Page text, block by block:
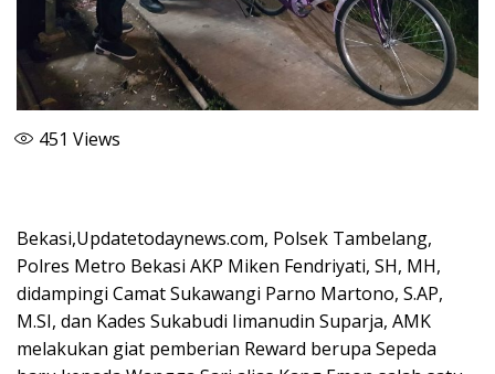
451 Views
Bekasi,Updatetodaynews.com, Polsek Tambelang,
Polres Metro Bekasi AKP Miken Fendriyati, SH, MH,
didampingi Camat Sukawangi Parno Martono, S.AP,
M.SI, dan Kades Sukabudi Iimanudin Suparja, AMK
melakukan giat pemberian Reward berupa Sepeda